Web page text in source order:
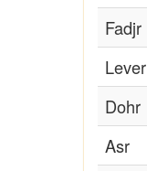
Fadjr
Dohr
Asr